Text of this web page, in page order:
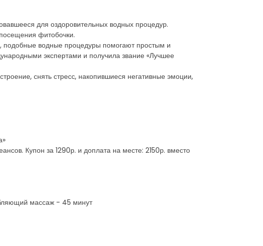
для оздоровительных водных процедур.
фитобочки.
подобные водные процедуры помогают простым и
экспертами и получила звание «Лучшее
снять стресс, накопившиеся негативные эмоции,
Купон за 1290р. и доплата на месте: 2150р. вместо
массаж - 45 минут